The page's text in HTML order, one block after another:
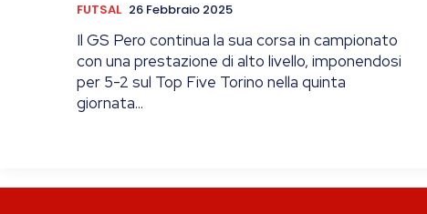
FUTSAL 26 Febbraio 2025
Il GS Pero continua la sua corsa in campionato
con una prestazione di alto livello, imponendosi
per 5-2 sul Top Five Torino nella quinta
giornata...